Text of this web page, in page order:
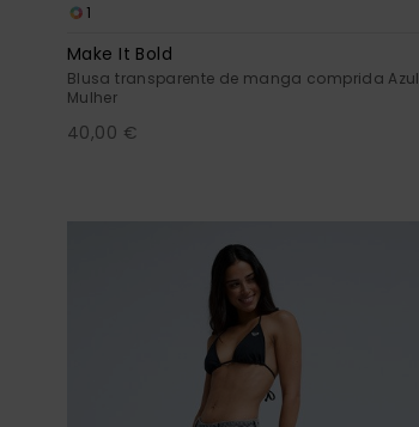
1
Make It Bold
Blusa transparente de manga comprida Azul
Mulher
40,00 €